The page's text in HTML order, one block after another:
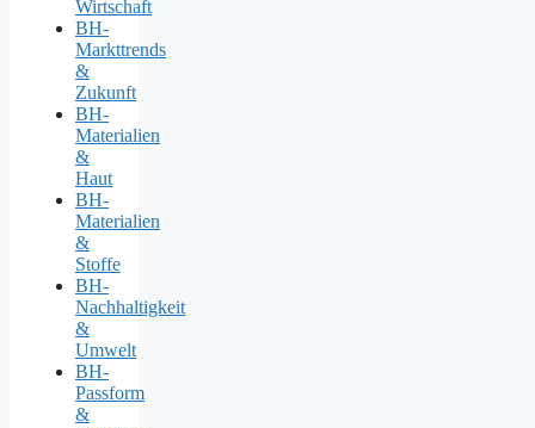
Wirtschaft
BH-
Markttrends
&
Zukunft
BH-
Materialien
&
Haut
BH-
Materialien
&
Stoffe
BH-
Nachhaltigkeit
&
Umwelt
BH-
Passform
&